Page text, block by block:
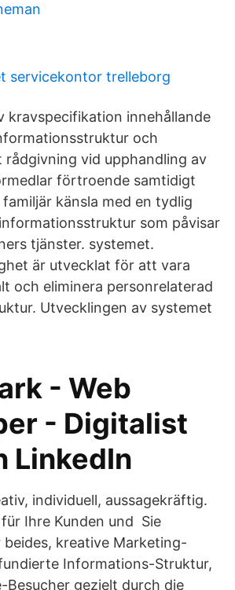
servicekontor trelleborg
kravspecifikation innehållande
och
rådgivning vid upphandling av
förtroende samtidigt
känsla med en tydlig
som påvisar
tjänster. systemet.
är utvecklat för att vara
och eliminera personrelaterad
Utvecklingen av systemet
- Web
- Digitalist
LinkedIn
individuell, aussagekräftig.
Ihre Kunden und Sie
beides, kreative Marketing-
Informations-Struktur,
Besucher gezielt durch die